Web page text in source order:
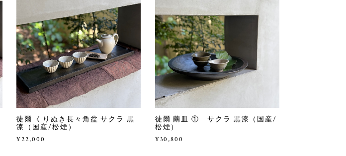
徒爾 くりぬき長々角盆 サクラ 黒
漆（国産/松煙）
¥22,000
徒爾 繭皿 ① サクラ 黒漆（国産/
松煙）
¥30,800